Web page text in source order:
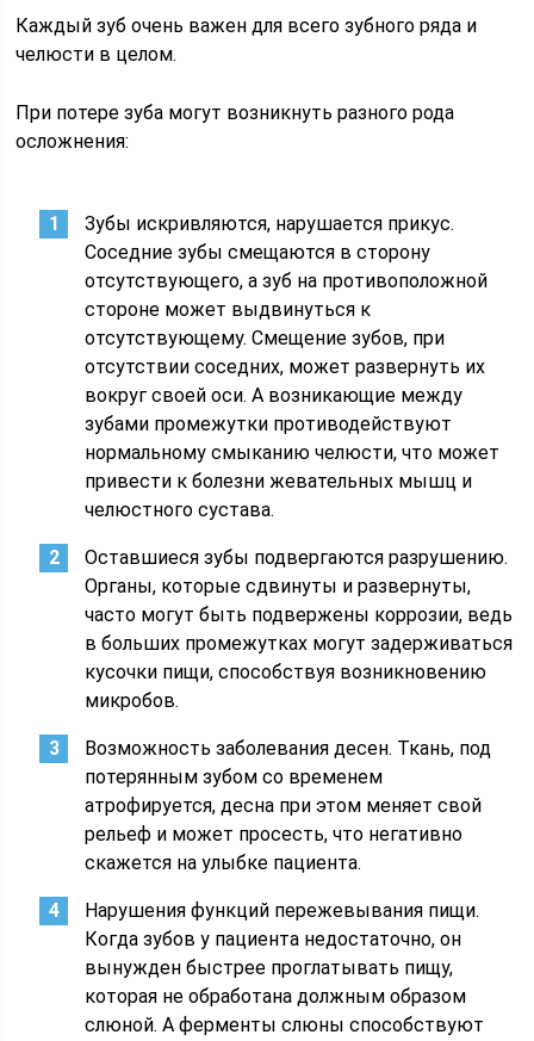
Каждый зуб очень важен для всего зубного ряда и
челюсти в целом.
При потере зуба могут возникнуть разного рода
осложнения:
Зубы искривляются, нарушается прикус.
Соседние зубы смещаются в сторону
отсутствующего, а зуб на противоположной
стороне может выдвинуться к
отсутствующему. Смещение зубов, при
отсутствии соседних, может развернуть их
вокруг своей оси. А возникающие между
зубами промежутки противодействуют
нормальному смыканию челюсти, что может
привести к болезни жевательных мышц и
челюстного сустава.
Оставшиеся зубы подвергаются разрушению.
Органы, которые сдвинуты и развернуты,
часто могут быть подвержены коррозии, ведь
в больших промежутках могут задерживаться
кусочки пищи, способствуя возникновению
микробов.
Возможность заболевания десен. Ткань, под
потерянным зубом со временем
атрофируется, десна при этом меняет свой
рельеф и может просесть, что негативно
скажется на улыбке пациента.
Нарушения функций пережевывания пищи.
Когда зубов у пациента недостаточно, он
вынужден быстрее проглатывать пищу,
которая не обработана должным образом
слюной. А ферменты слюны способствуют